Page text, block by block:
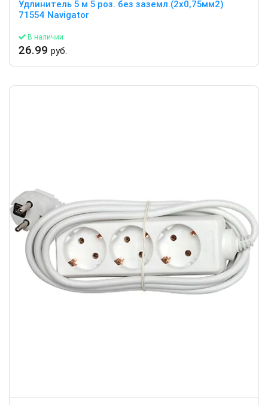
Удлинитель 5 м 5 роз. без заземл.(2х0,75мм2)
71554 Navigator
В наличии
26.99 руб.